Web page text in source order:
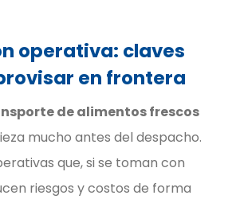
operativa: claves
en frontera
de alimentos frescos
mucho antes del despacho.
que, si se toman con
riesgos y costos de forma